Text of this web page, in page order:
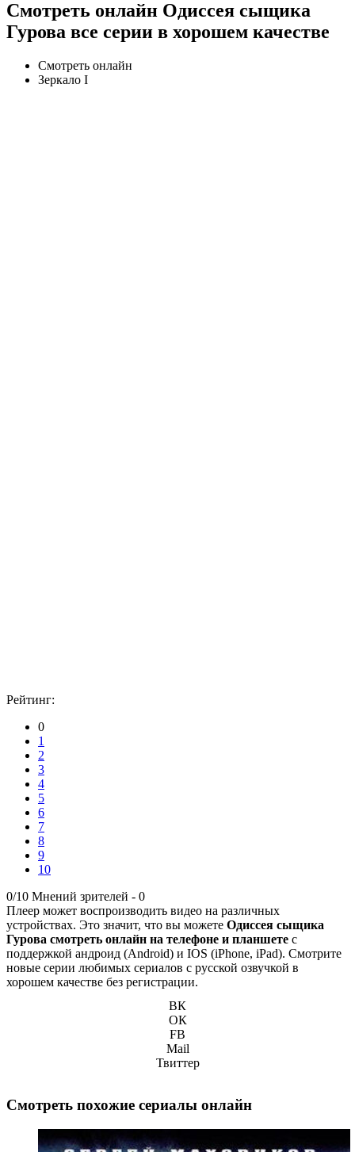
Смотреть онлайн Одиссея сыщика
Гурова все серии в хорошем качестве
Смотреть онлайн
Зеркало I
Рейтинг:
0
1
2
3
4
5
6
7
8
9
10
0/10 Мнений зрителей - 0
Плеер может воспроизводить видео на различных
устройствах. Это значит, что вы можете Одиссея сыщика
Гурова смотреть онлайн на телефоне и планшете с
поддержкой андроид (Android) и IOS (iPhone, iPad). Смотрите
новые серии любимых сериалов с русской озвучкой в
хорошем качестве без регистрации.
ВК
ОК
FB
Mail
Твиттер
Смотреть похожие сериалы онлайн